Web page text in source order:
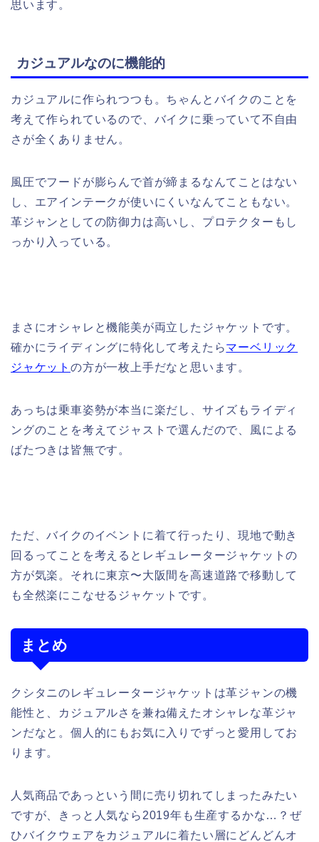
思います。
カジュアルなのに機能的
カジュアルに作られつつも。ちゃんとバイクのことを
考えて作られているので、バイクに乗っていて不自由
さが全くありません。
風圧でフードが膨らんで首が締まるなんてことはない
し、エアインテークが使いにくいなんてこともない。
革ジャンとしての防御力は高いし、プロテクターもし
っかり入っている。
まさにオシャレと機能美が両立したジャケットです。
確かにライディングに特化して考えたらマーベリック
ジャケット の方が一枚上手だなと思います。
あっちは乗車姿勢が本当に楽だし、サイズもライディ
ングのことを考えてジャストで選んだので、風による
ばたつきは皆無です。
ただ、バイクのイベントに着て行ったり、現地で動き
回るってことを考えるとレギュレータージャケットの
方が気楽。それに東京〜大阪間を高速道路で移動して
も全然楽にこなせるジャケットです。
まとめ
クシタニのレギュレータージャケットは革ジャンの機
能性と、カジュアルさを兼ね備えたオシャレな革ジャ
ンだなと。個人的にもお気に入りでずっと愛用してお
ります。
人気商品であっという間に売り切れてしまったみたい
ですが、きっと人気なら2019年も生産するかな…？ぜ
ひバイクウェアをカジュアルに着たい層にどんどんオ